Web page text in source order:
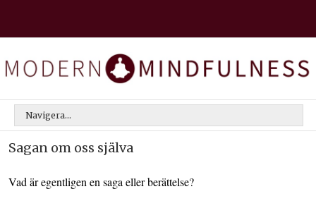
Navigera...
Sagan om oss själva
Vad är egentligen en saga eller berättelse?